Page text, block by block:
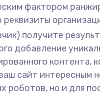
фактором
реквизиты
получите
добавление
контента,
сайт интересным
роботов, но и для